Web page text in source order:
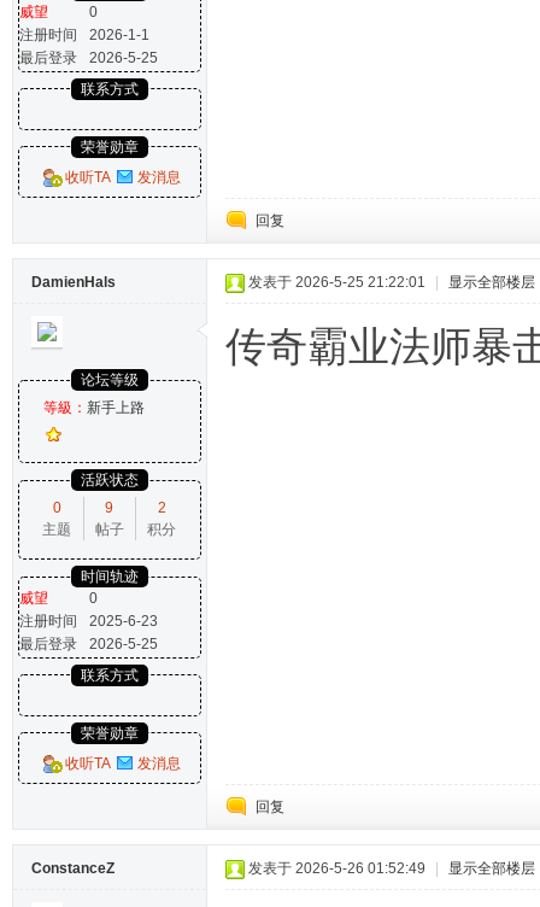
威望
0
注册时间
2026-1-1
最后登录
2026-5-25
联系方式
荣誉勋章
收听TA
发消息
回复
DamienHals
论坛等级
等級： 新手上路
活跃状态
0
主题
9
帖子
2
积分
时间轨迹
威望
0
注册时间
2025-6-23
最后登录
2026-5-25
联系方式
荣誉勋章
收听TA
发消息
发表于 2026-5-25 21:22:01 显示全部楼层
传奇霸业法师暴
回复
ConstanceZ 发表于 2026-5-26 01:52:49 显示全部楼层